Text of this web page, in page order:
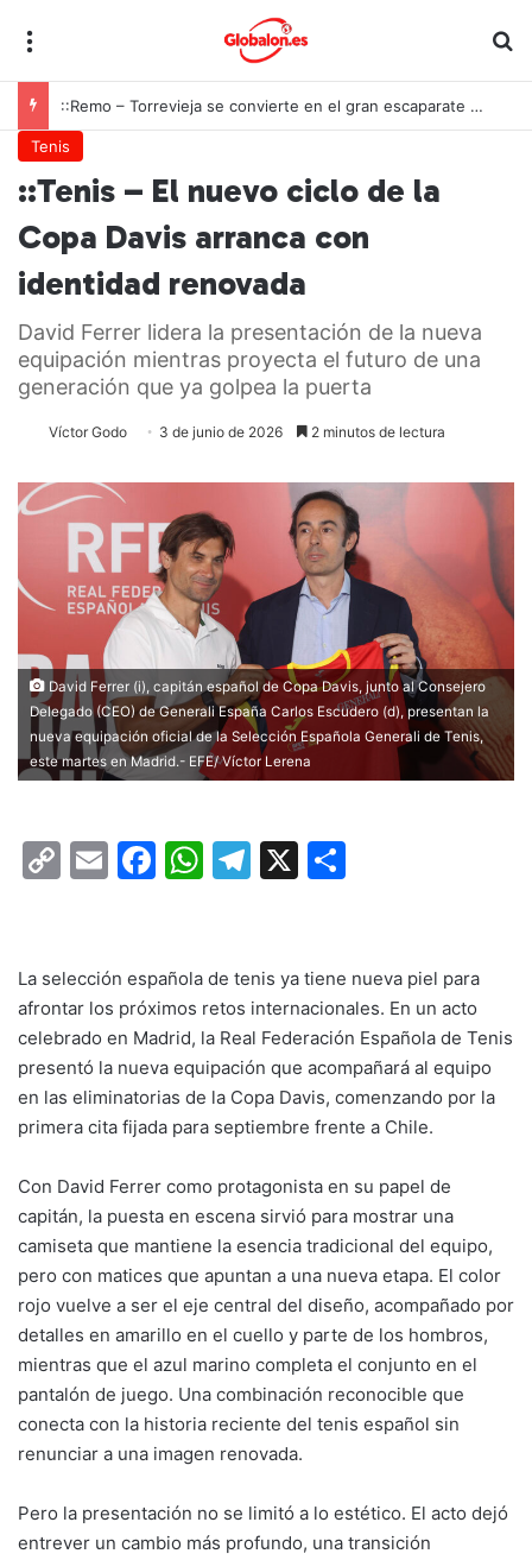
::Remo – Torrevieja se convierte en el gran escaparate nacional del beach sprint
Tenis
::Tenis – El nuevo ciclo de la
Copa Davis arranca con
identidad renovada
David Ferrer lidera la presentación de la nueva
equipación mientras proyecta el futuro de una
generación que ya golpea la puerta
Víctor Godo 3 de junio de 2026 2 minutos de lectura
David Ferrer (i), capitán español de Copa Davis, junto al Consejero
Delegado (CEO) de Generali España Carlos Escudero (d), presentan la
nueva equipación oficial de la Selección Española Generali de Tenis,
este martes en Madrid.- EFE/ Víctor Lerena
C
y
Li
n
k
E
l
F
e
b
o
o
k
W
s
A
p
p
T
gr
a
m
X
p
ar
tir
La selección española de tenis ya tiene nueva piel para
afrontar los próximos retos internacionales. En un acto
celebrado en Madrid, la Real Federación Española de Tenis
presentó la nueva equipación que acompañará al equipo
en las eliminatorias de la Copa Davis, comenzando por la
primera cita fijada para septiembre frente a Chile.
Con David Ferrer como protagonista en su papel de
capitán, la puesta en escena sirvió para mostrar una
camiseta que mantiene la esencia tradicional del equipo,
pero con matices que apuntan a una nueva etapa. El color
rojo vuelve a ser el eje central del diseño, acompañado por
detalles en amarillo en el cuello y parte de los hombros,
mientras que el azul marino completa el conjunto en el
pantalón de juego. Una combinación reconocible que
conecta con la historia reciente del tenis español sin
renunciar a una imagen renovada.
Pero la presentación no se limitó a lo estético. El acto dejó
entrever un cambio más profundo, una transición